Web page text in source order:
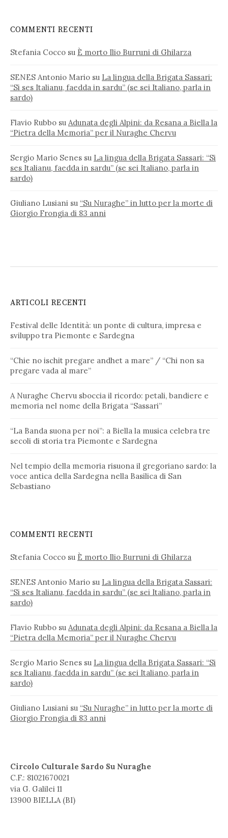
COMMENTI RECENTI
Stefania Cocco su È morto Ilio Burruni di Ghilarza
SENES Antonio Mario su La lingua della Brigata Sassari:
“Si ses Italianu, faedda in sardu” (se sei Italiano, parla in
sardo)
Flavio Rubbo su Adunata degli Alpini: da Resana a Biella la
“Pietra della Memoria” per il Nuraghe Chervu
Sergio Mario Senes su La lingua della Brigata Sassari: “Si
ses Italianu, faedda in sardu” (se sei Italiano, parla in
sardo)
Giuliano Lusiani su “Su Nuraghe” in lutto per la morte di
Giorgio Frongia di 83 anni
ARTICOLI RECENTI
Festival delle Identità: un ponte di cultura, impresa e
sviluppo tra Piemonte e Sardegna
“Chie no ischit pregare andhet a mare” / “Chi non sa
pregare vada al mare”
A Nuraghe Chervu sboccia il ricordo: petali, bandiere e
memoria nel nome della Brigata “Sassari”
“La Banda suona per noi”: a Biella la musica celebra tre
secoli di storia tra Piemonte e Sardegna
Nel tempio della memoria risuona il gregoriano sardo: la
voce antica della Sardegna nella Basilica di San
Sebastiano
COMMENTI RECENTI
Stefania Cocco su È morto Ilio Burruni di Ghilarza
SENES Antonio Mario su La lingua della Brigata Sassari:
“Si ses Italianu, faedda in sardu” (se sei Italiano, parla in
sardo)
Flavio Rubbo su Adunata degli Alpini: da Resana a Biella la
“Pietra della Memoria” per il Nuraghe Chervu
Sergio Mario Senes su La lingua della Brigata Sassari: “Si
ses Italianu, faedda in sardu” (se sei Italiano, parla in
sardo)
Giuliano Lusiani su “Su Nuraghe” in lutto per la morte di
Giorgio Frongia di 83 anni
Circolo Culturale Sardo Su Nuraghe
C.F.: 81021670021
via G. Galilei 11
13900 BIELLA (BI)